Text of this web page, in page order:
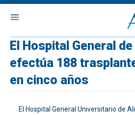
El Hospital General
efectúa 188
en cinco años
El Hospital General Universitario de